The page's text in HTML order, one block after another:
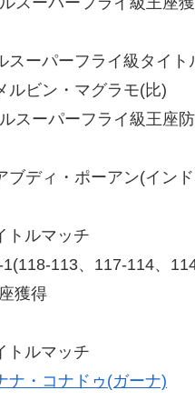
スーパーフライ級タイト
ビン・マグラモ(比)
スーパーフライ級王座
ディ・ポーアン(インド
トルマッチ
113、117-114、
獲得
トルマッチ
ナ・コナドゥ(ガーナ)